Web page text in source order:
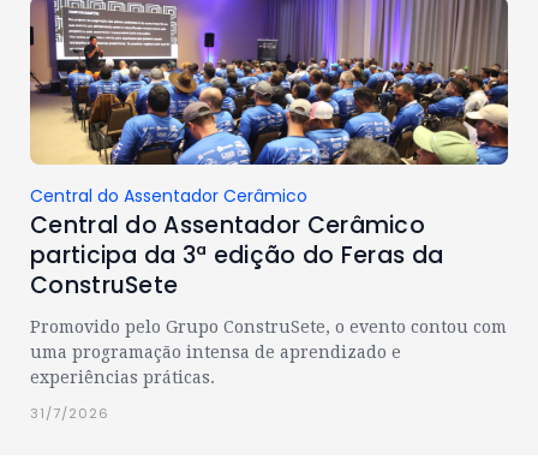
Central do Assentador Cerâmico
Central do Assentador Cerâmico
participa da 3ª edição do Feras da
ConstruSete
Promovido pelo Grupo ConstruSete, o evento contou com
uma programação intensa de aprendizado e
experiências práticas.
31/7/2026